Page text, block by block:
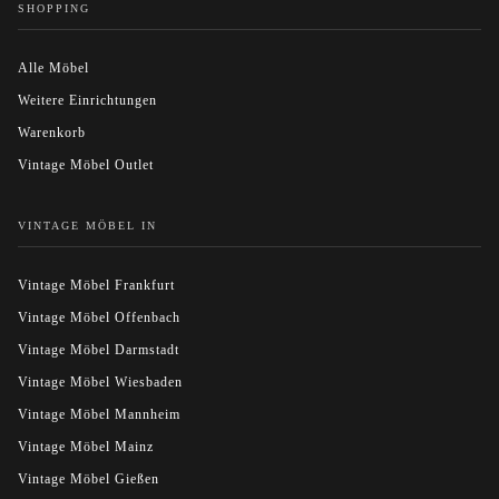
SHOPPING
Alle Möbel
Weitere Einrichtungen
Warenkorb
Vintage Möbel Outlet
VINTAGE MÖBEL IN
Vintage Möbel Frankfurt
Vintage Möbel Offenbach
Vintage Möbel Darmstadt
Vintage Möbel Wiesbaden
Vintage Möbel Mannheim
Vintage Möbel Mainz
Vintage Möbel Gießen